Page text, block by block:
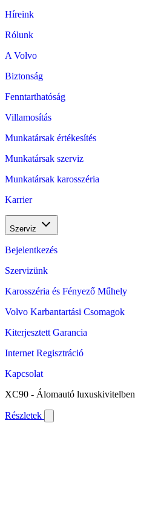
Híreink
Rólunk
A Volvo
Biztonság
Fenntarthatóság
Villamosítás
Munkatársak értékesítés
Munkatársak szerviz
Munkatársak karosszéria
Karrier
Szerviz
Bejelentkezés
Szervizünk
Karosszéria és Fényező Műhely
Volvo Karbantartási Csomagok
Kiterjesztett Garancia
Internet Regisztráció
Kapcsolat
XC90 - Álomautó luxuskivitelben
Részletek